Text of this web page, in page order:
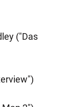
("Das